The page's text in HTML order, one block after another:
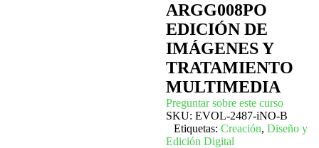
CARTÓN ONDULADO
ARGG008PO
EDICIÓN DE
IMÁGENES Y
TRATAMIENTO
MULTIMEDIA
Preguntar sobre este curso
SKU: EVOL-2487-iNO-B
Etiquetas: Creación, Diseño y
Edición Digital